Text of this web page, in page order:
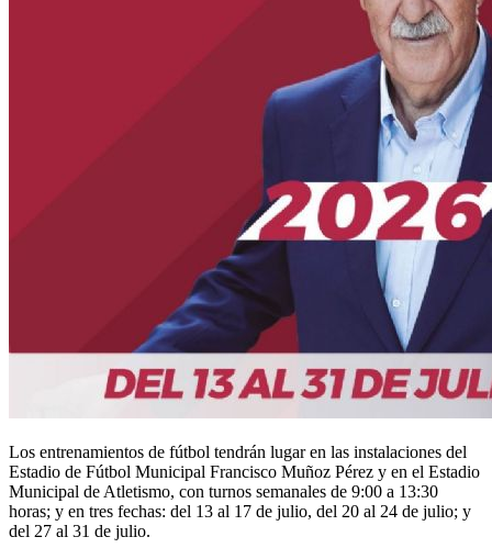
Los entrenamientos de fútbol tendrán lugar en las instalaciones del
Estadio de Fútbol Municipal Francisco Muñoz Pérez y en el Estadio
Municipal de Atletismo, con turnos semanales de 9:00 a 13:30
horas; y en tres fechas: del 13 al 17 de julio, del 20 al 24 de julio; y
del 27 al 31 de julio.